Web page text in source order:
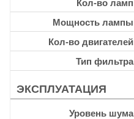
Кол-во ламп
Мощность лампы
Кол-во двигателей
Тип фильтра
ЭКСПЛУАТАЦИЯ
Уровень шума